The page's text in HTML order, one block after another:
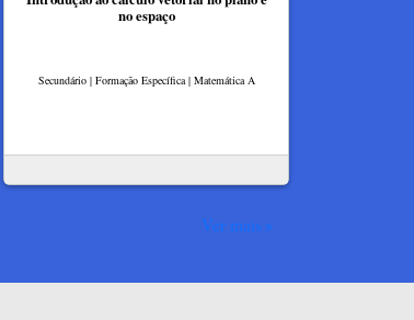
no espaço
Secundário | Formação Específica | Matemática A
Ver mais